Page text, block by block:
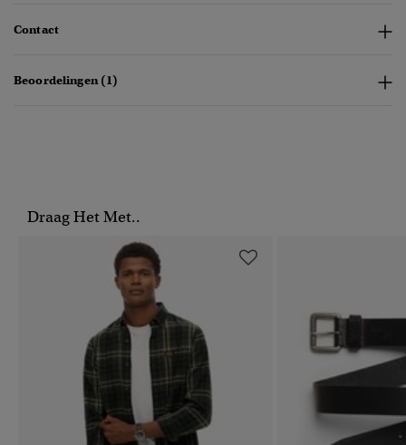
Contact
Beoordelingen (1)
Draag Het Met..